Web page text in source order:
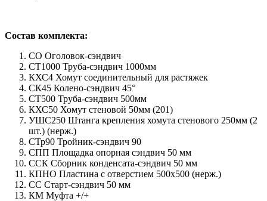
Состав комплекта:
СО Оголовок-сэндвич
СТ1000 Труба-сэндвич 1000мм
КХС4 Хомут соединительный для растяжек
СК45 Колено-сэндвич 45°
СТ500 Труба-сэндвич 500мм
КХС50 Хомут стеновой 50мм (201)
УШС250 Штанга крепления хомута стенового 250мм (2
шт.) (нерж.)
СТр90 Тройник-сэндвич 90
СПП Площадка опорная сэндвич 50 мм
ССК Сборник конденсата-сэндвич 50 мм
КПНО Пластина с отверстием 500х500 (нерж.)
СС Старт-сэндвич 50 мм
КМ Муфта +/+